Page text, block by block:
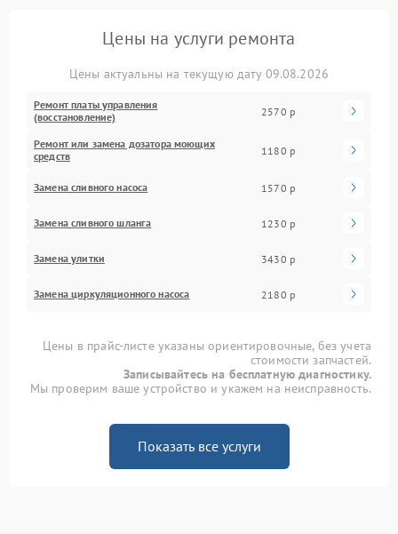
Цены на услуги ремонта
Цены актуальны на текущую дату 09.08.2026
Ремонт платы управления
(восстановление)
2570 р
Ремонт или замена дозатора моющих
средств
1180 р
Замена сливного насоса 1570 р
Замена сливного шланга 1230 р
Замена улитки 3430 р
Замена циркуляционного насоса 2180 р
Цены в прайс-листе указаны ориентировочные, без учета
стоимости запчастей.
Записывайтесь на бесплатную диагностику.
Мы проверим ваше устройство и укажем на неисправность.
Показать все услуги